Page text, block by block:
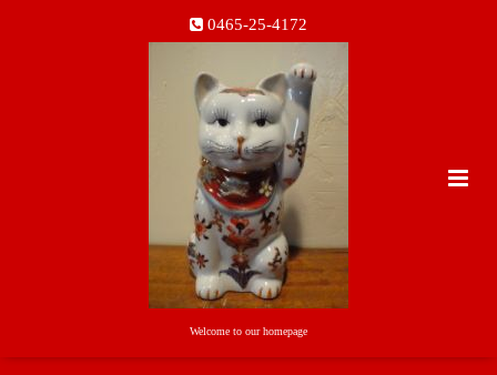
0465-25-4172
Welcome to our homepage